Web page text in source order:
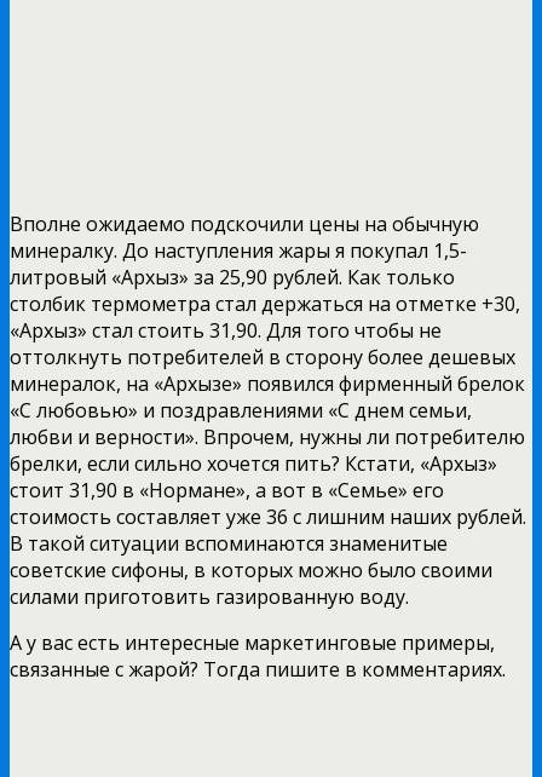
Вполне ожидаемо подскочили цены на обычную
минералку. До наступления жары я покупал 1,5-
литровый «Архыз» за 25,90 рублей. Как только
столбик термометра стал держаться на отметке +30,
«Архыз» стал стоить 31,90. Для того чтобы не
оттолкнуть потребителей в сторону более дешевых
минералок, на «Архызе» появился фирменный брелок
«С любовью» и поздравлениями «С днем семьи,
любви и верности». Впрочем, нужны ли потребителю
брелки, если сильно хочется пить? Кстати, «Архыз»
стоит 31,90 в «Нормане», а вот в «Семье» его
стоимость составляет уже 36 с лишним наших рублей.
В такой ситуации вспоминаются знаменитые
советские сифоны, в которых можно было своими
силами приготовить газированную воду.
А у вас есть интересные маркетинговые примеры,
связанные с жарой? Тогда пишите в комментариях.